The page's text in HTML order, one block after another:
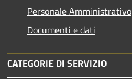
Personale Amministrativo
Documenti e dati
CATEGORIE DI SERVIZIO